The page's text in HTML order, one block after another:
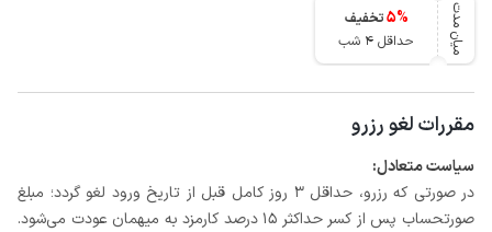
میان مدت 5%
تخفیف
حداقل 4 شب
مقررات لغو رزرو
سیاست متعادل:
در صورتی که رزرو، حداقل 3 روز کامل قبل از تاریخ ورود لغو گردد؛ مبلغ
صورتحساب پس از کسر حداکثر 15 درصد کارمزد به میهمان عودت می‌شود.